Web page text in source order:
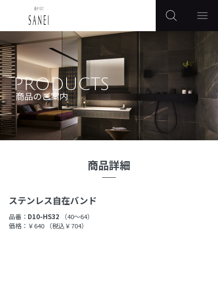
PRODUCTS
商品のご案内
商品詳細
ステンレス自在バンド
品番： D10-HS32
（40〜64）
価格：￥640
（税込￥704）